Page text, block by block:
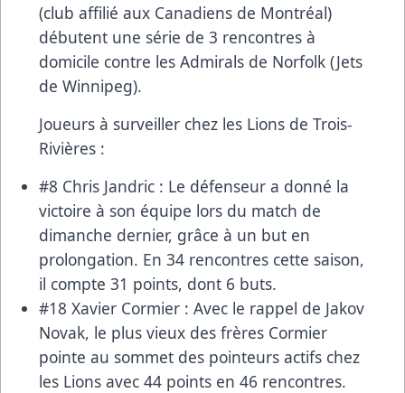
(club affilié aux Canadiens de Montréal)
débutent une série de 3 rencontres à
domicile contre les Admirals de Norfolk (Jets
de Winnipeg).
Joueurs à surveiller chez les Lions de Trois-
Rivières :
#8 Chris Jandric : Le défenseur a donné la
victoire à son équipe lors du match de
dimanche dernier, grâce à un but en
prolongation. En 34 rencontres cette saison,
il compte 31 points, dont 6 buts.
#18 Xavier Cormier : Avec le rappel de Jakov
Novak, le plus vieux des frères Cormier
pointe au sommet des pointeurs actifs chez
les Lions avec 44 points en 46 rencontres.